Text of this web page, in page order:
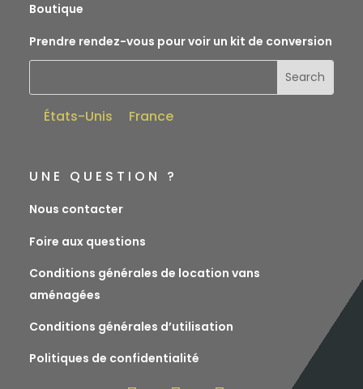
Boutique
Prendre rendez-vous pour voir un kit de conversion
États-Unis France
UNE QUESTION ?
Nous contacter
Foire aux questions
Conditions générales de location vans
aménagées
Conditions générales d’utilisation
Politiques de confidentialité